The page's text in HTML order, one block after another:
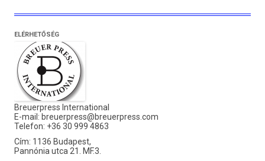
ELÉRHETŐSÉG
Breuerpress International
E-mail: breuerpress@breuerpress.com
Telefon: +36 30 999 4863
Cím: 1136 Budapest,
Pannónia utca 21. MF.3.